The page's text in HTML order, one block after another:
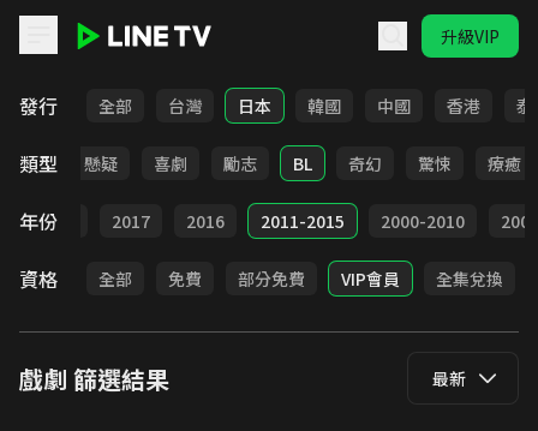
升級VIP
發行 全部 台灣 日本 韓國 中國 香港 泰
類型
甜寵 懸疑 喜劇 勵志 BL 奇幻 驚悚 療癒
年份
2018 2017 2016 2011-2015 2000-2010
資格 全部 免費 部分免費 VIP會員 全集兌換
戲劇 篩選結果 最新